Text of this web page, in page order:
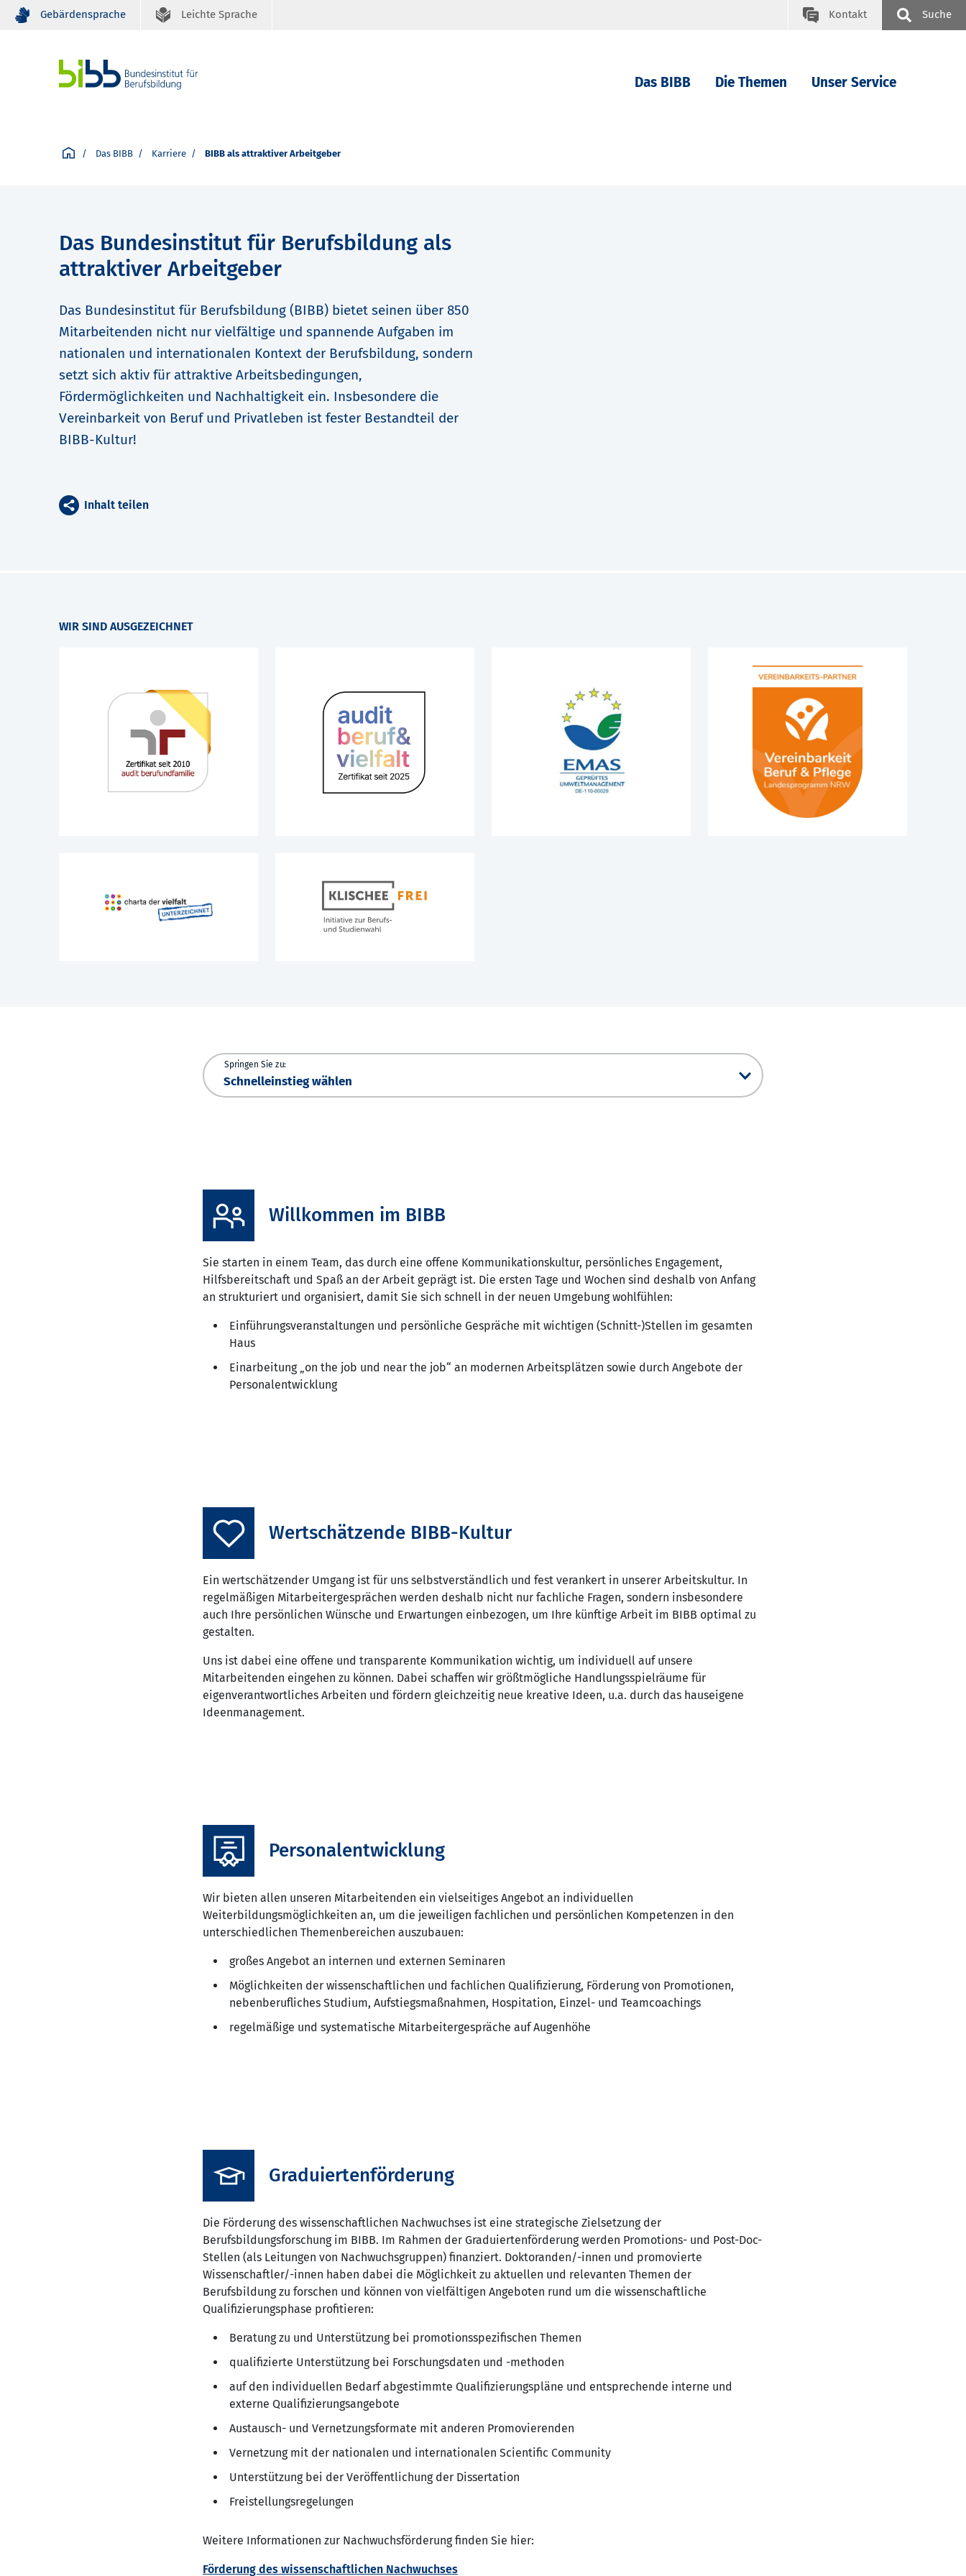
Gebärdensprache Leichte Sprache Kontakt Suche
Das BIBB Die Themen Unser Service
Das BIBB Karriere BIBB als attraktiver Arbeitgeber
Das Bundesinstitut für Berufsbildung als
attraktiver Arbeitgeber
Das Bundesinstitut für Berufsbildung (BIBB) bietet seinen über 850
Mitarbeitenden nicht nur vielfältige und spannende Aufgaben im
nationalen und internationalen Kontext der Berufsbildung, sondern
setzt sich aktiv für attraktive Arbeitsbedingungen,
Fördermöglichkeiten und Nachhaltigkeit ein. Insbesondere die
Vereinbarkeit von Beruf und Privatleben ist fester Bestandteil der
BIBB-Kultur!
Inhalt teilen
WIR SIND AUSGEZEICHNET
Springen Sie zu:
Willkommen im BIBB
Sie starten in einem Team, das durch eine offene Kommunikationskultur, persönliches Engagement,
Hilfsbereitschaft und Spaß an der Arbeit geprägt ist. Die ersten Tage und Wochen sind deshalb von Anfang
an strukturiert und organisiert, damit Sie sich schnell in der neuen Umgebung wohlfühlen:
Einführungsveranstaltungen und persönliche Gespräche mit wichtigen (Schnitt-)Stellen im gesamten
Haus
Einarbeitung „on the job und near the job“ an modernen Arbeitsplätzen sowie durch Angebote der
Personalentwicklung
Wertschätzende BIBB-Kultur
Ein wertschätzender Umgang ist für uns selbstverständlich und fest verankert in unserer Arbeitskultur. In
regelmäßigen Mitarbeitergesprächen werden deshalb nicht nur fachliche Fragen, sondern insbesondere
auch Ihre persönlichen Wünsche und Erwartungen einbezogen, um Ihre künftige Arbeit im BIBB optimal zu
gestalten.
Uns ist dabei eine offene und transparente Kommunikation wichtig, um individuell auf unsere
Mitarbeitenden eingehen zu können. Dabei schaffen wir größtmögliche Handlungsspielräume für
eigenverantwortliches Arbeiten und fördern gleichzeitig neue kreative Ideen, u.a. durch das hauseigene
Ideenmanagement.
Personalentwicklung
Wir bieten allen unseren Mitarbeitenden ein vielseitiges Angebot an individuellen
Weiterbildungsmöglichkeiten an, um die jeweiligen fachlichen und persönlichen Kompetenzen in den
unterschiedlichen Themenbereichen auszubauen:
großes Angebot an internen und externen Seminaren
Möglichkeiten der wissenschaftlichen und fachlichen Qualifizierung, Förderung von Promotionen,
nebenberufliches Studium, Aufstiegsmaßnahmen, Hospitation, Einzel- und Teamcoachings
regelmäßige und systematische Mitarbeitergespräche auf Augenhöhe
Graduiertenförderung
Die Förderung des wissenschaftlichen Nachwuchses ist eine strategische Zielsetzung der
Berufsbildungsforschung im BIBB. Im Rahmen der Graduiertenförderung werden Promotions- und Post-Doc-
Stellen (als Leitungen von Nachwuchsgruppen) finanziert. Doktoranden/-innen und promovierte
Wissenschaftler/-innen haben dabei die Möglichkeit zu aktuellen und relevanten Themen der
Berufsbildung zu forschen und können von vielfältigen Angeboten rund um die wissenschaftliche
Qualifizierungsphase profitieren:
Beratung zu und Unterstützung bei promotionsspezifischen Themen
qualifizierte Unterstützung bei Forschungsdaten und -methoden
auf den individuellen Bedarf abgestimmte Qualifizierungspläne und entsprechende interne und
externe Qualifizierungsangebote
Austausch- und Vernetzungsformate mit anderen Promovierenden
Vernetzung mit der nationalen und internationalen Scientific Community
Unterstützung bei der Veröffentlichung der Dissertation
Freistellungsregelungen
Weitere Informationen zur Nachwuchsförderung finden Sie hier:
Förderung des wissenschaftlichen Nachwuchses